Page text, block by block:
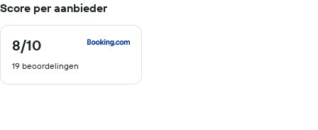
Score per aanbieder
8/10
8
van
10
19 beoordelingen